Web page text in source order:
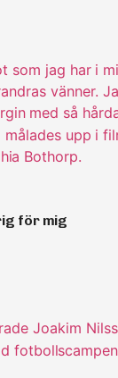
för mig